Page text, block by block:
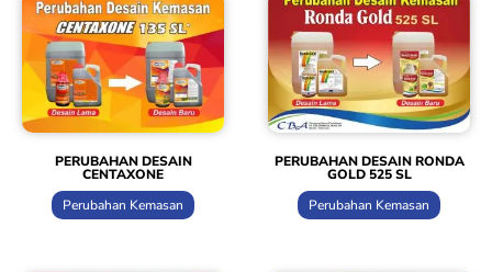
PERUBAHAN DESAIN
CENTAXONE
Perubahan Kemasan
PERUBAHAN DESAIN RONDA
GOLD 525 SL
Perubahan Kemasan